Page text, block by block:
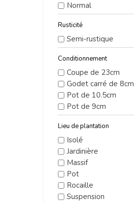
Normal
Rusticité
Semi-rustique
Conditionnement
Coupe de 23cm
Godet carré de 8cm
Pot de 10.5cm
Pot de 9cm
Lieu de plantation
Isolé
Jardinière
Massif
Pot
Rocaille
Suspension